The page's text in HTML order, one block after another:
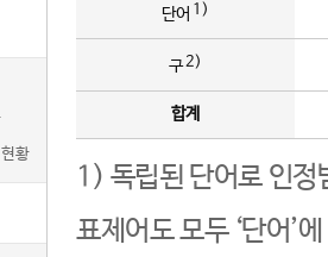
황
단어 1)
구2)
합계
1) 독립된 단어로 인정
표제어도 모두 ‘단어’